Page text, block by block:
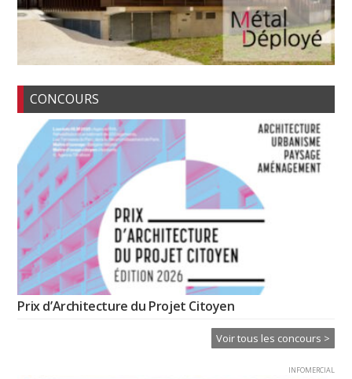
CONCOURS
Prix d’Architecture du Projet Citoyen
Voir tous les concours >
INFOMERCIAL